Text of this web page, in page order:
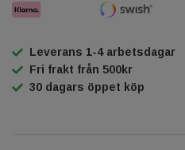
Leverans 1-4 arbetsdagar
Fri frakt från 500kr
30 dagars öppet köp